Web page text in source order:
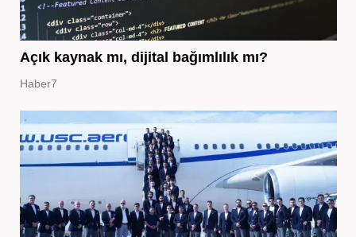
Açık kaynak mı, dijital bağımlılık mı?
Haber7